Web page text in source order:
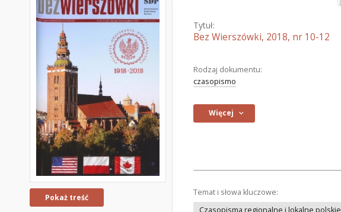
Pokaż treść
Tytuł:
Bez Wierszówki, 2018, nr 10-12
Rodzaj dokumentu:
czasopismo
Więcej
Temat i słowa kluczowe:
Czasopisma regionalne i lokalne polskie